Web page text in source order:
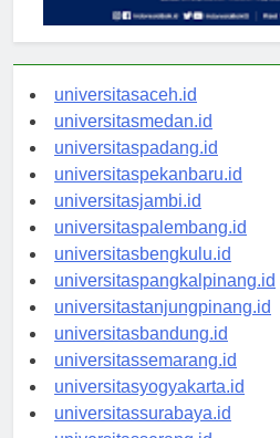
universitasaceh.id
universitasmedan.id
universitaspadang.id
universitaspekanbaru.id
universitasjambi.id
universitaspalembang.id
universitasbengkulu.id
universitaspangkalpinang.id
universitastanjungpinang.id
universitasbandung.id
universitassemarang.id
universitasyogyakarta.id
universitassurabaya.id